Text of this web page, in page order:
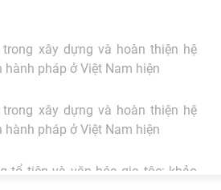
xã hội Việt Nam hoàn thành
xây dựng và hoàn thiện hệ
xây dựng và hoàn thiện hệ